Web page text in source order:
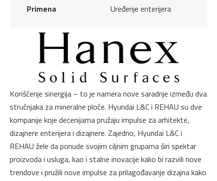
Primena
Uređenje enterijera
Korišćenje sinergija – to je namera nove saradnje između dva
stručnjaka za mineralne ploče. Hyundai L&C i REHAU su dve
kompanije koje decenijama pružaju impulse za arhitekte,
dizajnere enterijera i dizajnere. Zajedno, Hyundai L&C i
REHAU žele da ponude svojim ciljnim grupama širi spektar
proizvoda i usluga, kao i stalne inovacije kako bi razvili nove
trendove i pružili nove impulse za prilagođavanje dizajna kako